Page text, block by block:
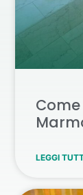
LEGGI